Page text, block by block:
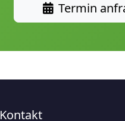
Termin
Kontakt